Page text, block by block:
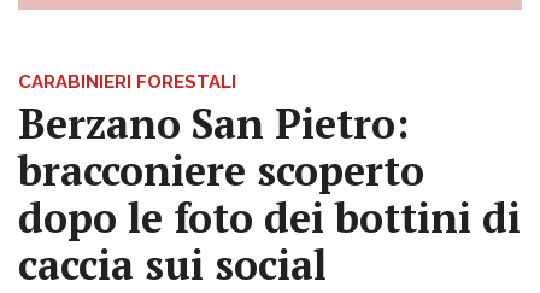
CARABINIERI FORESTALI
Berzano San Pietro:
bracconiere scoperto
dopo le foto dei bottini di
caccia sui social